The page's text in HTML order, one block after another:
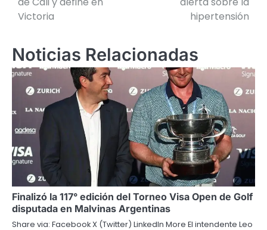
entradas
Victoria
hipertensión
Noticias Relacionadas
Finalizó la 117° edición del Torneo Visa Open de Golf
disputada en Malvinas Argentinas
Share via: Facebook X (Twitter) LinkedIn More El intendente Leo